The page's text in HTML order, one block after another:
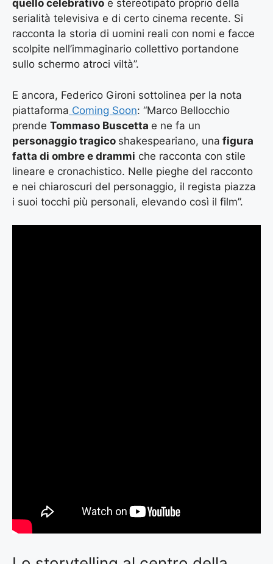
quello celebrativo e stereotipato proprio della
serialità televisiva e di certo cinema recente. Si
racconta la storia di uomini reali con nomi e facce
scolpite nell’immaginario collettivo portandone
sullo schermo atroci viltà”.
E ancora, Federico Gironi sottolinea per la nota
piattaforma Coming Soon: “Marco Bellocchio
prende Tommaso Buscetta e ne fa un
personaggio tragico shakespeariano, una figura
fatta di ombre e drammi che racconta con stile
lineare e cronachistico. Nelle pieghe del racconto
e nei chiaroscuri del personaggio, il regista piazza
i suoi tocchi più personali, elevando così il film”.